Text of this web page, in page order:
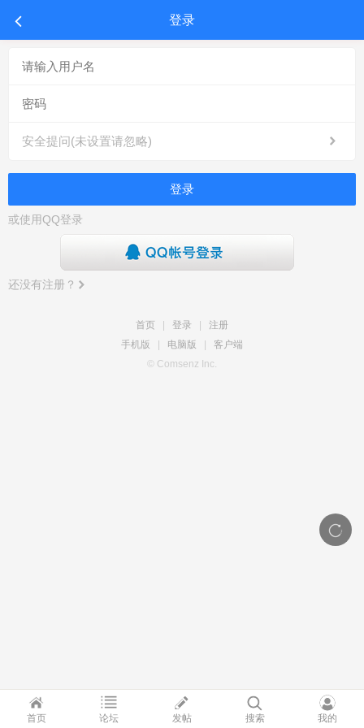
登录
安全提问(未设置请忽略)
登录
或使用QQ登录
还没有注册？
首页 登录
注册
手机版
电脑版
客户端
© Comsenz Inc.
首页 论坛 发帖 搜索 我的